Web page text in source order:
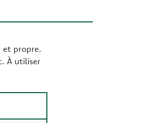
et propre.
À utiliser